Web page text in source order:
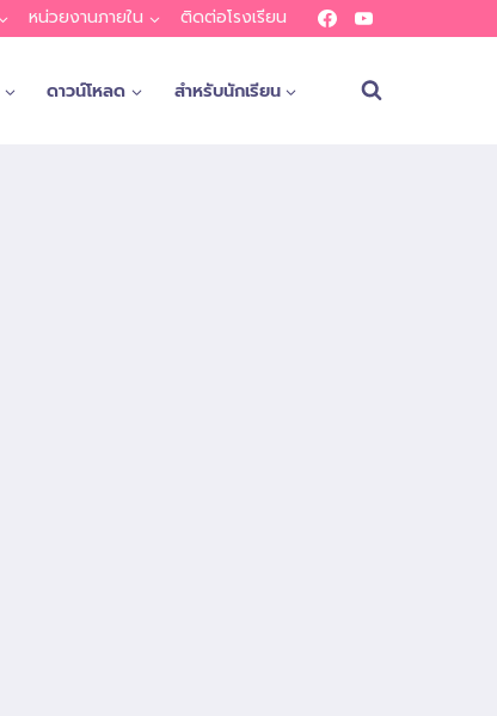
หน่วยงานภายใน ติดต่อโรงเรียน
ดาวน์โหลด สำหรับนักเรียน